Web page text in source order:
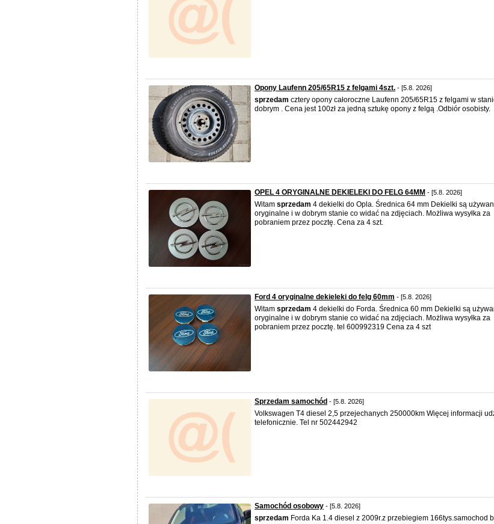
Opony Laufenn 205/65R15 z felgami 4szt. - [5.8. 2026]
sprzedam cztery opony całoroczne Laufenn 205/65R15 z felgami w
dobrym . Cena jest 100zł za jedną sztukę opony z felgą .Odbiór osobisty.
OPEL 4 ORYGINALNE DEKIELEKI DO FELG 64MM - [5.8. 2026]
Witam sprzedam 4 dekielki do Opla. Średnica 64 mm Dekielki są
oryginalne i w dobrym stanie co widać na zdjęciach. Możliwa wysyłka za
pobraniem przez pocztę. Cena za 4 szt.
Ford 4 oryginalne dekieleki do felg 60mm - [5.8. 2026]
Witam sprzedam 4 dekielki do Forda. Średnica 60 mm Dekielki są
oryginalne i w dobrym stanie co widać na zdjęciach. Możliwa wysyłka za
pobraniem przez pocztę. tel 600992319 Cena za 4 szt
Sprzedam samochód - [5.8. 2026]
Volkswagen T4 diesel 2,5 przejechanych 250000km Więcej informacji
telefonicznie. Tel nr 502442942
Samochód osobowy - [5.8. 2026]
sprzedam Forda Ka 1.4 diesel z 2009r.z przebiegiem 166tys.samochod